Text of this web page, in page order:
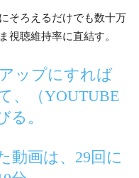
そろえるだけでも数十万
視聴維持率に直結す。
ップにすれば
、（YOUTUBE
る。
動画は、29回に